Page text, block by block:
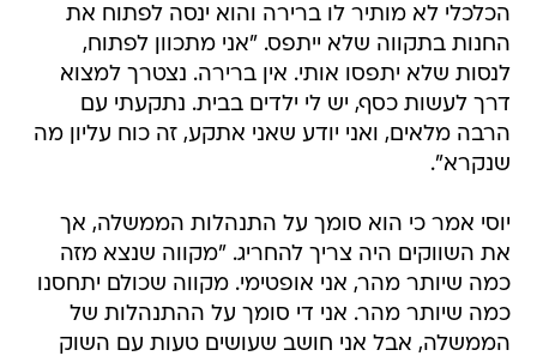
הכלכלי לא מותיר לו ברירה והוא ינסה לפתוח את
החנות בתקווה שלא ייתפס. "אני מתכוון לפתוח,
לנסות שלא יתפסו אותי. אין ברירה. נצטרך למצוא
דרך לעשות כסף, יש לי ילדים בבית. נתקעתי עם
הרבה מלאים, ואני יודע שאני אתקע, זה כוח עליון מה
שנקרא".
יוסי אמר כי הוא סומך על התנהלות הממשלה, אך
את השווקים היה צריך להחריג. "מקווה שנצא מזה
כמה שיותר מהר, אני אופטימי. מקווה שכולם יתחסנו
כמה שיותר מהר. אני די סומך על ההתנהלות של
הממשלה, אבל אני חושב שעושים טעות עם השוק